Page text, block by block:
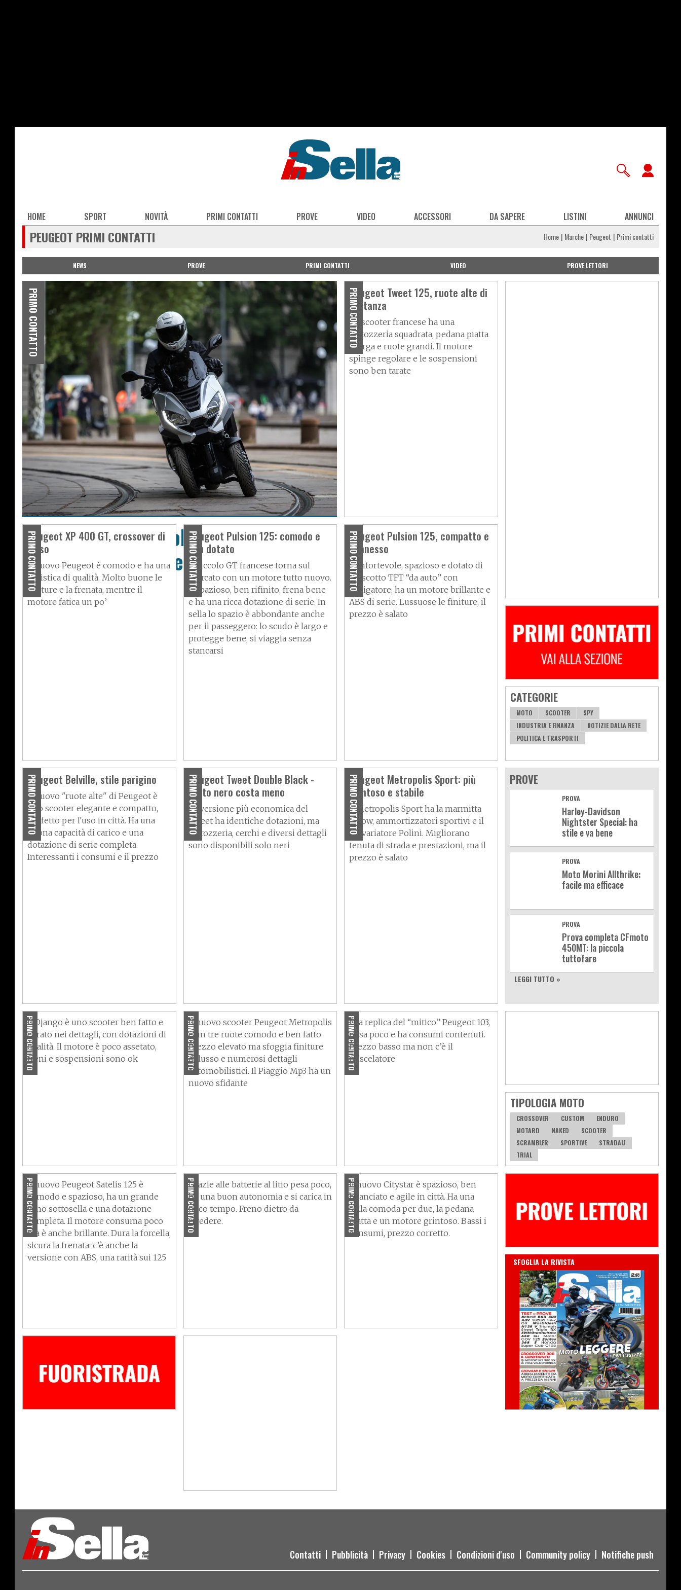
Main
navigation
HOME SPORT NOVITÀ PRIMI CONTATTI PROVE VIDEO ACCESSORI DA SAPERE LISTINI ANNUNCI
PEUGEOT PRIMI CONTATTI Home Marche Peugeot Primi contatti
NEWS PROVE PRIMI CONTATTI VIDEO PROVE LETTORI
PRIMO CONTATTO
Peugeot Metropolis SW, station
wagon a tre ruote
PRIMO CONTATTO
Peugeot Tweet 125, ruote alte di
sostanza
Lo scooter francese ha una
carrozzeria squadrata, pedana piatta
e larga e ruote grandi. Il motore
spinge regolare e le sospensioni
sono ben tarate
PRIMO CONTATTO
Peugeot XP 400 GT, crossover di
lusso
Il nuovo Peugeot è comodo e ha una
ciclistica di qualità. Molto buone le
finiture e la frenata, mentre il
motore fatica un po’
PRIMO CONTATTO
Peugeot Pulsion 125: comodo e
ben dotato
Il piccolo GT francese torna sul
mercato con un motore tutto nuovo.
È spazioso, ben rifinito, frena bene
e ha una ricca dotazione di serie. In
sella lo spazio è abbondante anche
per il passeggero: lo scudo è largo e
protegge bene, si viaggia senza
stancarsi
PRIMO CONTATTO
Peugeot Pulsion 125, compatto e
connesso
Confortevole, spazioso e dotato di
cruscotto TFT “da auto” con
navigatore, ha un motore brillante e
ABS di serie. Lussuose le finiture, il
prezzo è salato
CATEGORIE
MOTO SCOOTER
SPY
INDUSTRIA E FINANZA
NOTIZIE DALLA RETE
POLITICA E TRASPORTI
PRIMO CONTATTO
Peugeot Belville, stile parigino
Il nuovo "ruote alte" di Peugeot è
uno scooter elegante e compatto,
perfetto per l'uso in città. Ha una
buona capacità di carico e una
dotazione di serie completa.
Interessanti i consumi e il prezzo
PRIMO CONTATTO
Peugeot Tweet Double Black -
Tutto nero costa meno
La versione più economica del
Tweet ha identiche dotazioni, ma
carrozzeria, cerchi e diversi dettagli
sono disponibili solo neri
PRIMO CONTATTO
Peugeot Metropolis Sport: più
grintoso e stabile
Il Metropolis Sport ha la marmitta
Arrow, ammortizzatori sportivi e il
kit variatore Polini. Migliorano
tenuta di strada e prestazioni, ma il
prezzo è salato
PROVE
PROVA
Harley-Davidson
Nightster Special: ha
stile e va bene
PROVA
Moto Morini Allthrike:
facile ma efficace
PROVA
Prova completa CFmoto
450MT: la piccola
tuttofare
LEGGI TUTTO »
PRIMO CONTATTO
Vintage alla francese
Il Django è uno scooter ben fatto e
curato nei dettagli, con dotazioni di
qualità. Il motore è poco assetato,
freni e sospensioni sono ok
PRIMO CONTATTO
Tre ruote di lusso
Il nuovo scooter Peugeot Metropolis
è un tre ruote comodo e ben fatto.
Prezzo elevato ma sfoggia finiture
di lusso e numerosi dettagli
automobilistici. Il Piaggio Mp3 ha un
nuovo sfidante
PRIMO CONTATTO
Beve poco ed è leggero
È la replica del “mitico” Peugeot 103,
pesa poco e ha consumi contenuti.
Prezzo basso ma non c’è il
miscelatore
TIPOLOGIA MOTO
CROSSOVER CUSTOM
ENDURO
MOTARD
NAKED
SCOOTER
SCRAMBLER
SPORTIVE
STRADALI
TRIAL
PRIMO CONTATTO
Comodo e sicuro
Il nuovo Peugeot Satelis 125 è
comodo e spazioso, ha un grande
vano sottosella e una dotazione
completa. Il motore consuma poco
ma è anche brillante. Dura la forcella,
sicura la frenata: c’è anche la
versione con ABS, una rarità sui 125
PRIMO CONTATTO
fretta
Grazie alle batterie al litio pesa poco,
ha una buon autonomia e si carica in
poco tempo. Freno dietro da
rivedere.
PRIMO CONTATTO
Compatto e brillante
Il nuovo Citystar è spazioso, ben
bilanciato e agile in città. Ha una
sella comoda per due, la pedana
piatta e un motore grintoso. Bassi i
consumi, prezzo corretto.
IN EDICOLA
SFOGLIA LA RIVISTA
Contatti Pubblicità Privacy Cookies Condizioni d'uso Community policy Notifiche push